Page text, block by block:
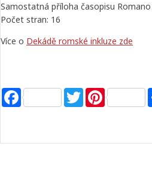
Samostatná příloha časopisu Romano
Počet stran: 16
Více o Dekádě romské inkluze zde
Facebook TwitterPinterest